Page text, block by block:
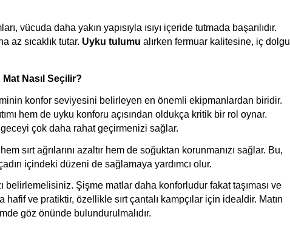
vücuda daha yakın yapısıyla ısıyı içeride tutmada başarılıdır.
az sıcaklık tutar. Uyku tulumu alırken fermuar kalitesine, iç dolgu
Nasıl Seçilir?
konfor seviyesini belirleyen en önemli ekipmanlardan biridir.
hem de uyku konforu açısından oldukça kritik bir rol oynar.
çok daha rahat geçirmenizi sağlar.
sırt ağrılarını azaltır hem de soğuktan korunmanızı sağlar. Bu,
içindeki düzeni de sağlamaya yardımcı olur.
belirlemelisiniz. Şişme matlar daha konforludur fakat taşıması ve
ve pratiktir, özellikle sırt çantalı kampçılar için idealdir. Matın
göz önünde bulundurulmalıdır.